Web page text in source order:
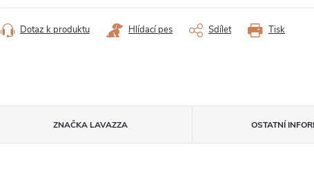
cena:
Tisk
Dotaz k produktu Hlídací pes Sdílet
ZNAČKA LAVAZZA OSTATNÍ